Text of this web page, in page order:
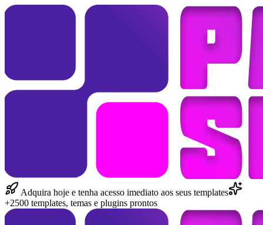
Adquira hoje e tenha acesso imediato aos seus templates
+2500 templates, temas e plugins prontos